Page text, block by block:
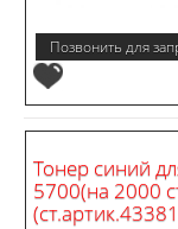
Позвонить для
Тонер синий
5700(на 2000